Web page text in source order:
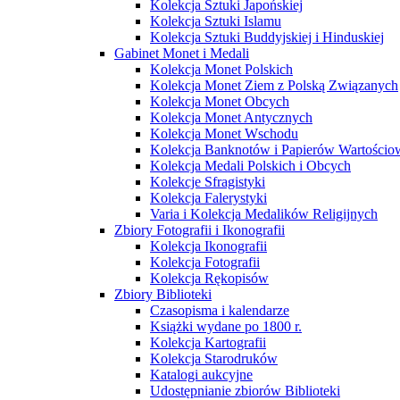
Kolekcja Sztuki Japońskiej
Kolekcja Sztuki Islamu
Kolekcja Sztuki Buddyjskiej i Hinduskiej
Gabinet Monet i Medali
Kolekcja Monet Polskich
Kolekcja Monet Ziem z Polską Związanych
Kolekcja Monet Obcych
Kolekcja Monet Antycznych
Kolekcja Monet Wschodu
Kolekcja Banknotów i Papierów
Kolekcja Medali Polskich i Obcych
Kolekcje Sfragistyki
Kolekcja Falerystyki
Varia i Kolekcja Medalików Religijnych
Zbiory Fotografii i Ikonografii
Kolekcja Ikonografii
Kolekcja Fotografii
Kolekcja Rękopisów
Zbiory Biblioteki
Czasopisma i kalendarze
Książki wydane po 1800 r.
Kolekcja Kartografii
Kolekcja Starodruków
Katalogi aukcyjne
Udostępnianie zbiorów Biblioteki